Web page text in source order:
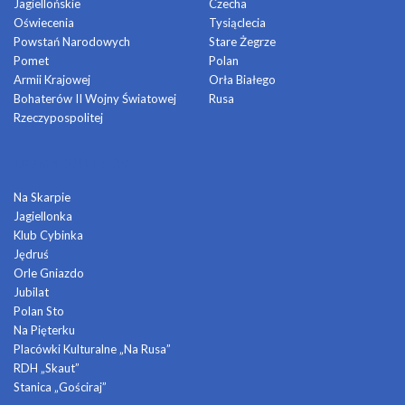
Jagiellońskie
Oświecenia
Powstań Narodowych
Pomet
Armii Krajowej
Bohaterów II Wojny Światowej
Rzeczypospolitej
Czecha
Tysiąclecia
Stare Żegrze
Polan
Orła Białego
Rusa
Na Skarpie
Jagiellonka
Klub Cybinka
Jędruś
Orle Gniazdo
Jubilat
Polan Sto
Na Pięterku
Placówki Kulturalne „Na Rusa”
RDH „Skaut”
Stanica „Gościraj”